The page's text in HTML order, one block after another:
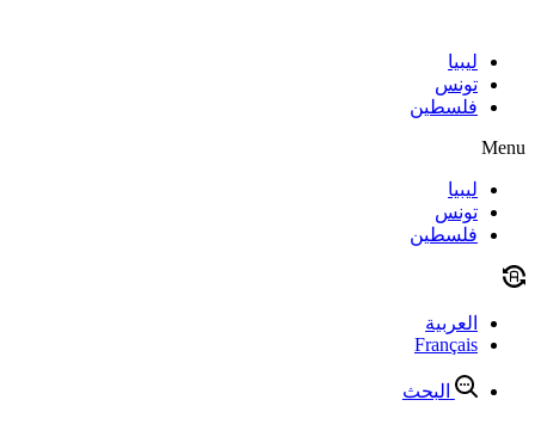
contentليبيا
تونس
فلسطين
Menu
ليبيا
تونس
فلسطين
العربية
Français
البحث